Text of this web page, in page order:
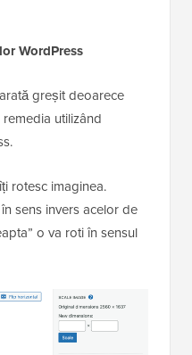
WordPress
greșit deoarece
utilizând
rotesc imaginea.
sens invers acelor de
o va roti în sensul